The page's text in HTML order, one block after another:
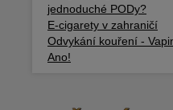
jednoduché PODy?
E-cigarety v zahraničí
Odvykání kouření -
Ano!